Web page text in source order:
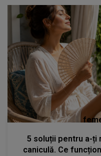
5 soluții pentru a-ți
caniculă. Ce